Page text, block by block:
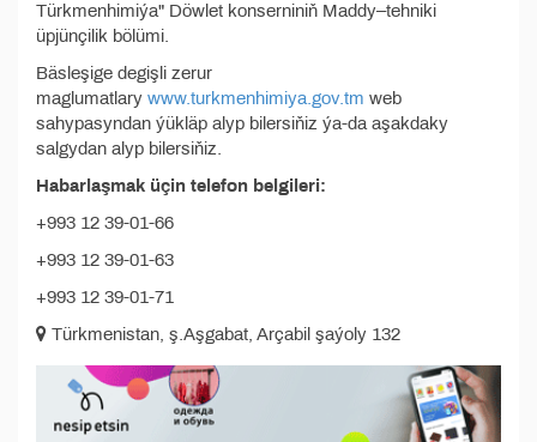
Türkmenhimiýa" Döwlet konserniniň Maddy–tehniki
üpjünçilik bölümi.
Bäsleşige degişli zerur
maglumatlary www.turkmenhimiya.gov.tm web
sahypasyndan ýükläp alyp bilersiňiz ýa-da aşakdaky
salgydan alyp bilersiňiz.
Habarlaşmak üçin telefon belgileri:
+993 12 39-01-66
+993 12 39-01-63
+993 12 39-01-71
Türkmenistan, ş.Aşgabat, Arçabil şaýoly 132